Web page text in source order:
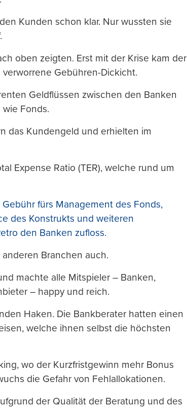
Kunden schon klar. Nur wussten sie
oben zeigten. Erst mit der Krise kam der
Gebühren-Dickicht.
Geldflüssen zwischen den Banken
Fonds.
das Kundengeld und erhielten im
Expense Ratio (TER), welche rund um
fürs Management des Fonds,
des Konstrukts und weiteren
den Banken zufloss.
Branchen auch.
machte alle Mitspieler – Banken,
– happy und reich.
Haken. Die Bankberater hatten einen
welche ihnen selbst die höchsten
wo der Kurzfristgewinn mehr Bonus
die Gefahr von Fehlallokationen.
der Qualität der Beratung und des